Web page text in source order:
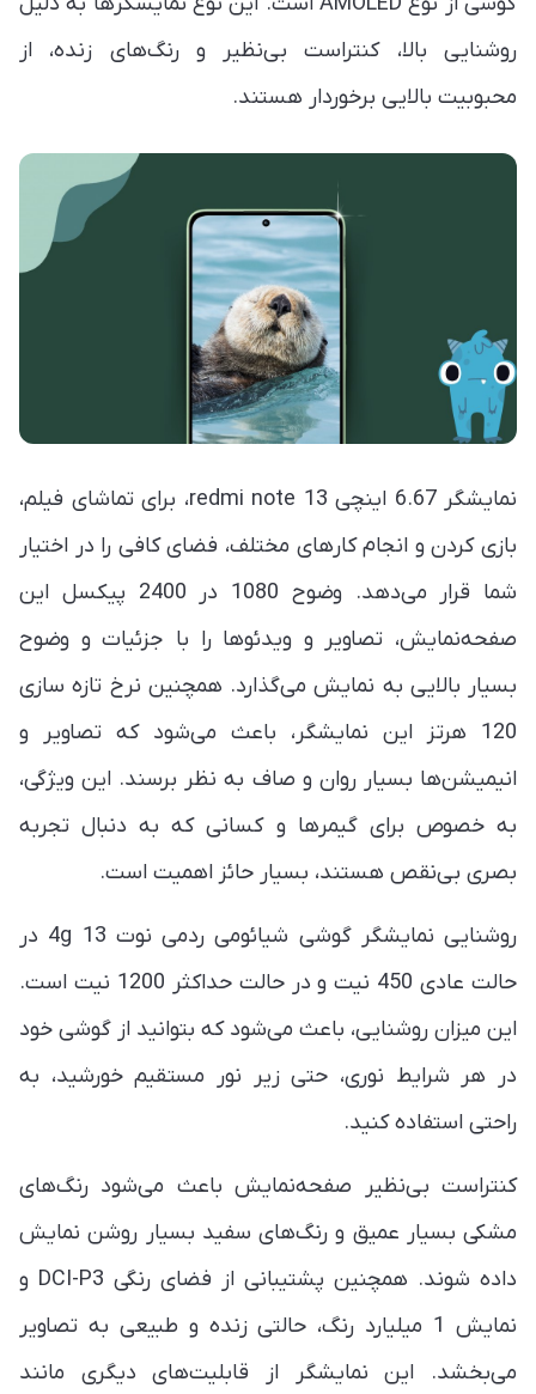
روشنایی بالا، کنتراست بی‌نظیر و رنگ‌های زنده، از
محبوبیت بالایی برخوردار هستند.
نمایشگر 6.67 اینچی redmi note 13، برای تماشای فیلم،
بازی کردن و انجام کارهای مختلف، فضای کافی را در اختیار
شما قرار می‌دهد. وضوح 1080 در 2400 پیکسل این
صفحه‌نمایش، تصاویر و ویدئوها را با جزئیات و وضوح
بسیار بالایی به نمایش می‌گذارد. همچنین نرخ تازه سازی
120 هرتز این نمایشگر، باعث می‌شود که تصاویر و
انیمیشن‌ها بسیار روان و صاف به نظر برسند. این ویژگی،
به خصوص برای گیمرها و کسانی که به دنبال تجربه
بصری بی‌نقص هستند، بسیار حائز اهمیت است.
روشنایی نمایشگر گوشی شیائومی ردمی نوت 13 4g در
حالت عادی 450 نیت و در حالت حداکثر 1200 نیت است.
این میزان روشنایی، باعث می‌شود که بتوانید از گوشی خود
در هر شرایط نوری، حتی زیر نور مستقیم خورشید، به
راحتی استفاده کنید.
کنتراست بی‌نظیر صفحه‌نمایش باعث می‌شود رنگ‌های
مشکی بسیار عمیق و رنگ‌های سفید بسیار روشن نمایش
داده شوند. همچنین پشتیبانی از فضای رنگی DCI-P3 و
نمایش 1 میلیارد رنگ، حالتی زنده و طبیعی به تصاویر
می‌بخشد. این نمایشگر از قابلیت‌های دیگری مانند